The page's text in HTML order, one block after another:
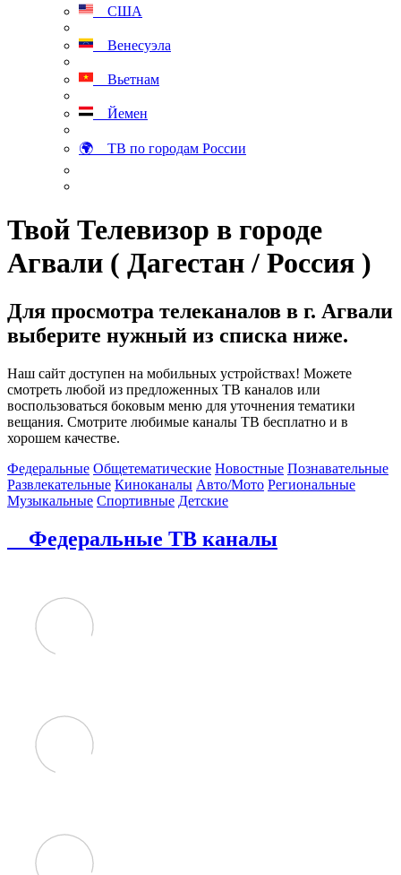
США
Венесуэла
Вьетнам
Йемен
🌍 ТВ по городам России
Твой Телевизор в городе
Агвали ( Дагестан / Россия )
Для просмотра телеканалов в г. Агвали
выберите нужный из списка ниже.
Наш сайт доступен на мобильных устройствах! Можете
смотреть любой из предложенных ТВ каналов или
воспользоваться боковым меню для уточнения тематики
вещания. Смотрите любимые каналы ТВ бесплатно и в
хорошем качестве.
Федеральные Общетематические Новостные Познавательные
Развлекательные Киноканалы Авто/Мото Региональные
Музыкальные Спортивные Детские
Федеральные ТВ каналы